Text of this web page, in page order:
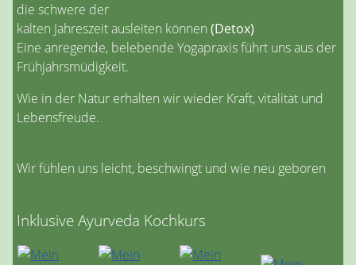
die schwere der
kalten Jahreszeit ausleiten können (Detox)
Eine anregende, belebende Yogapraxis führt uns aus der
Frühjahrsmüdigkeit.
Wie in der Natur erhalten wir wieder Kraft, vitalität und
Lebensfreude.
Wir fühlen uns leicht, beschwingt und wie neu geboren
Inklusive Ayurveda Kochkurs